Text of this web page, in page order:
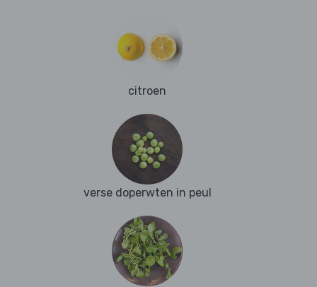
citroen
verse doperwten in peul